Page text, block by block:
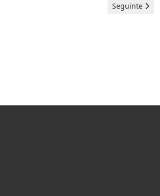
Artigo
Seguinte